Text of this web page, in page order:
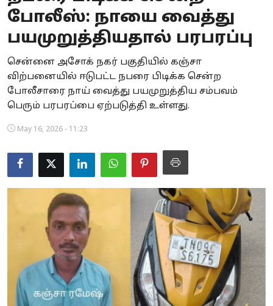
Business
Crime
Tamilnadu
National
World
Astrology
Spirituality
Weather
Politics
போலீஸ்: நாயை வைத்து
பயமுறுத்தியதால் பரபரப்பு
சென்னை அசோக் நகர் பகுதியில் கஞ்சா
விற்பனையில் ஈடுபட்ட நபரை பிடிக்க சென்ற
போலீசாரை நாய் வைத்து பயமுறுத்திய சம்பவம்
பெரும் பரபரப்பை ஏற்படுத்தி உள்ளது.
May 16, 2026 - 11:23